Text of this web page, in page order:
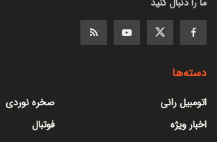
ما را دنبال کنید
دسته‌ها
اتومبیل رانی
اخبار ویژه
صخره نوردی
فوتبال